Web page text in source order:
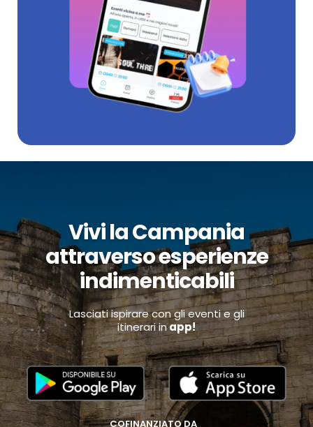
Vivi la Campania
attraverso esperienze
indimenticabili
Lasciati ispirare con gli eventi e gli
itinerari inapp!
COFINANZIATO DA